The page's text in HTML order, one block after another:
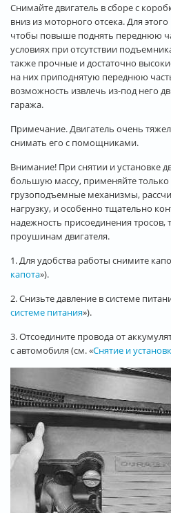
Снимайте двигатель в сборе с
вниз из моторного отсека. Для
чтобы повыше поднять переднюю
условиях при отсутствии
также прочные и достаточно
на них приподнятую переднюю
возможность извлечь из-под него
гаража.
Примечание. Двигатель очень
снимать его с помощниками.
Внимание! При снятии и установке
большую массу, применяйте
грузоподъемные механизмы,
нагрузку, и особенно тщательно
надежность присоединения тросов,
проушинам двигателя.
1. Для удобства работы снимите
капота»).
2. Снизьте давление в системе
системе питания»).
3. Отсоедините провода от
с автомобиля (см. «Снятие и